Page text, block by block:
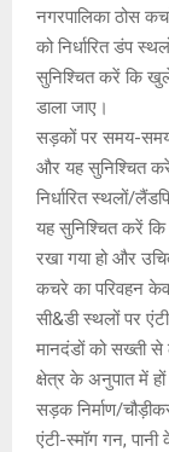
नगरपालिका ठोस
को निर्धारित डंप
सुनिश्चित करें कि
डाला जाए।
सड़कों पर समय-समय
और यह सुनिश्चित
निर्धारित स्थलों/
यह सुनिश्चित करें
रखा गया हो और
कचरे का परिवहन
सी&डी स्थलों पर
मानदंडों को सख्ती से
क्षेत्र के अनुपात में
सड़क निर्माण/
एंटी-स्मॉग गन,